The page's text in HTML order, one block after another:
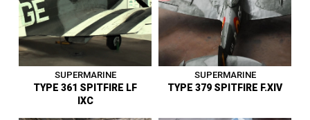
1919 - 1945|Avion 1919 - 1945|Avion
SUPERMARINE
TYPE 361 SPITFIRE LF
IXC
SUPERMARINE
TYPE 379 SPITFIRE F.XIV